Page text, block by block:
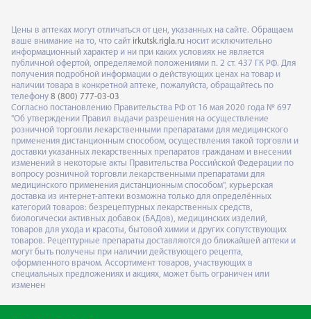
Цены в аптеках могут отличаться от цен, указанных на сайте. Обращаем
ваше внимание на то, что сайт irkutsk.rigla.ru носит исключительно
информационный характер и ни при каких условиях не является
публичной офертой, определяемой положениями п. 2 ст. 437 ГК РФ. Для
получения подробной информации о действующих ценах на товар и
наличии товара в конкретной аптеке, пожалуйста, обращайтесь по
телефону 8 (800) 777-03-03
Согласно постановлению Правительства РФ от 16 мая 2020 года № 697
"Об утверждении Правил выдачи разрешения на осуществление
розничной торговли лекарственными препаратами для медицинского
применения дистанционным способом, осуществления такой торговли и
доставки указанных лекарственных препаратов гражданам и внесении
изменений в некоторые акты Правительства Российской Федерации по
вопросу розничной торговли лекарственными препаратами для
медицинского применения дистанционным способом", курьерская
доставка из интернет-аптеки возможна только для определённых
категорий товаров: безрецептурных лекарственных средств,
биологически активных добавок (БАДов), медицинских изделий,
товаров для ухода и красоты, бытовой химии и других сопутствующих
товаров. Рецептурные препараты доставляются до ближайшей аптеки и
могут быть получены при наличии действующего рецепта,
оформленного врачом. Ассортимент товаров, участвующих в
специальных предложениях и акциях, может быть ограничен или
изменен